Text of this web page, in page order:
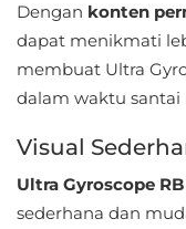
Personalisasi
Personalization
Photography
Productivity
Dengan konten
dapat menikmati
membuat Ultra
dalam waktu santai
Visual
Ultra Gyroscope RB
sederhana dan